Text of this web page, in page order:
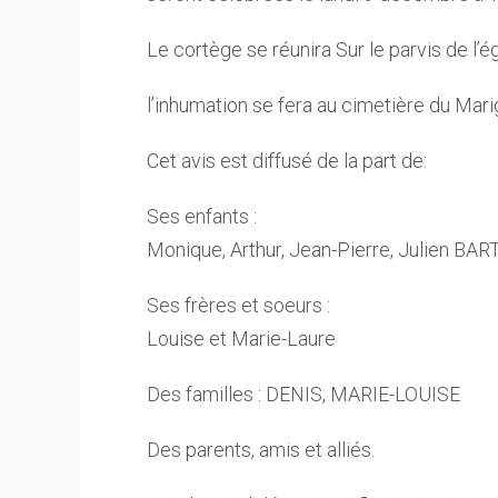
Le cortège se réunira Sur le parvis de
l’inhumation se fera au cimetière du
Cet avis est diffusé de la part de:
Ses enfants :
Monique, Arthur, Jean-Pierre, Julien
Ses frères et soeurs :
Louise et Marie-Laure
Des familles : DENIS, MARIE-LOUISE
Des parents, amis et alliés.